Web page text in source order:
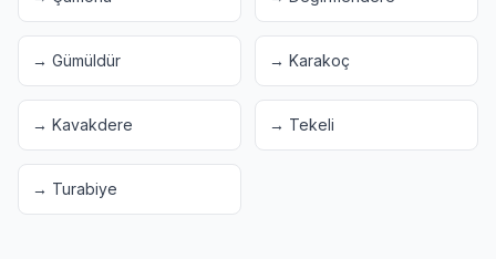
→ Gümüldür → Karakoç
→ Kavakdere → Tekeli
→ Turabiye